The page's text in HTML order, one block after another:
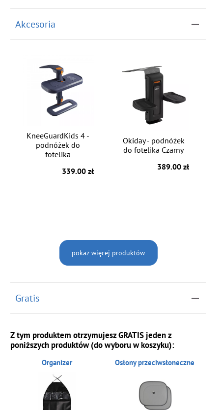
Akcesoria
KneeGuardKids 4 -
podnóżek do
fotelika
339.00 zł
Okiday - podnóżek
do fotelika Czarny
389.00 zł
pokaż więcej produktów
Gratis
Z tym produktem otrzymujesz GRATIS jeden z
poniższych produktów (do wyboru w koszyku):
Organizer Osłony przeciwsłoneczne